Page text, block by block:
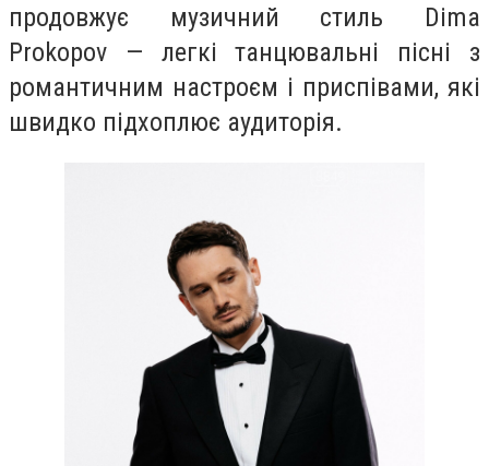
продовжує музичний стиль Dima
Prokopov — легкі танцювальні пісні з
романтичним настроєм і приспівами, які
швидко підхоплює аудиторія.